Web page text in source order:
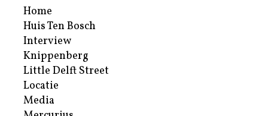
Home
Huis Ten Bosch
Interview
Knippenberg
Little Delft Street
Locatie
Media